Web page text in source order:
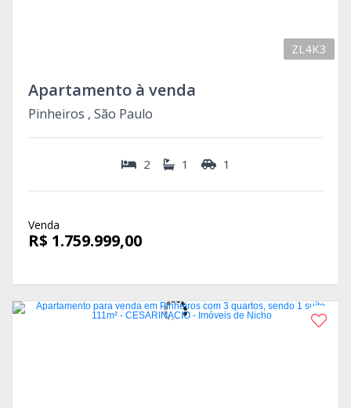
ZL4K3
Apartamento à venda
Pinheiros , São Paulo
2 1 1
Venda
R$ 1.759.999,00